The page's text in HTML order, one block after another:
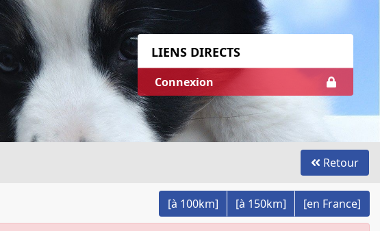
LIENS DIRECTS
Connexion
Retour
[à 100km] [à 150km] [en France]